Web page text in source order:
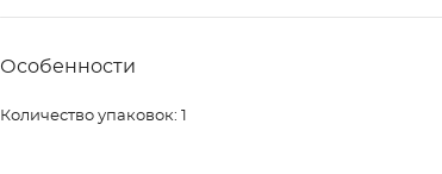
Особенности
Количество упаковок: 1